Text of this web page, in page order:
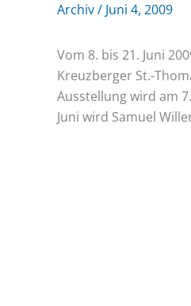
Archiv/ Juni 4, 2009
Vom 8. bis 21. Juni
Kreuzberger St.-
Ausstellung wird am
Juni wird Samuel